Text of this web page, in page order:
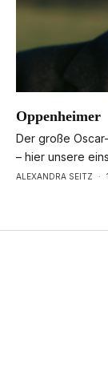
Oppenheimer
Der große
– hier unsere
ALEXANDRA SEITZ ·